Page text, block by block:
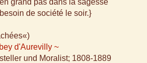
grand pas dans la sagesse
de société le soir.}
d'Aurevilly ~
und Moralist; 1808-1889